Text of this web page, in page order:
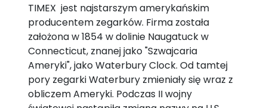
TIMEX jest najstarszym amerykańskim
producentem zegarków. Firma została
założona w 1854 w dolinie Naugatuck w
Connecticut, znanej jako "Szwajcaria
Ameryki", jako Waterbury Clock. Od tamtej
pory zegarki Waterbury zmieniały się wraz z
obliczem Ameryki. Podczas II wojny